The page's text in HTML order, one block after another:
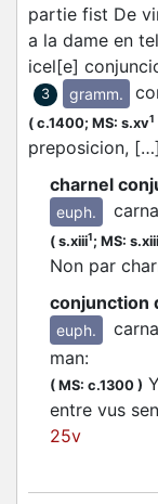
partie fist De
a la dame en
icel[e]
3 gramm.
( c.1400; MS: s.xv1
preposicion,
charnel
euph.
( s.xiii1 ; MS: s.xiii
Non par
conjunction
euph.
man:
( MS: c.1300 )
entre vus
25v